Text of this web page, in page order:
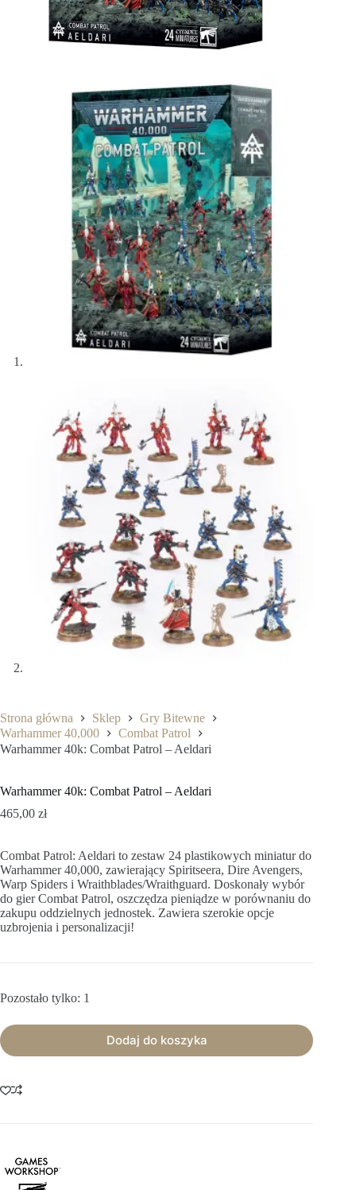
Strona główna Sklep
Gry Bitewne
Warhammer 40,000
Combat Patrol
Warhammer 40k: Combat Patrol – Aeldari
Warhammer 40k: Combat Patrol – Aeldari
465,00 zł
Combat Patrol: Aeldari to zestaw 24 plastikowych miniatur do
Warhammer 40,000, zawierający Spiritseera, Dire Avengers,
Warp Spiders i Wraithblades/Wraithguard. Doskonały wybór
do gier Combat Patrol, oszczędza pieniądze w porównaniu do
zakupu oddzielnych jednostek. Zawiera szerokie opcje
uzbrojenia i personalizacji!
Pozostało tylko: 1
Dodaj do koszyka